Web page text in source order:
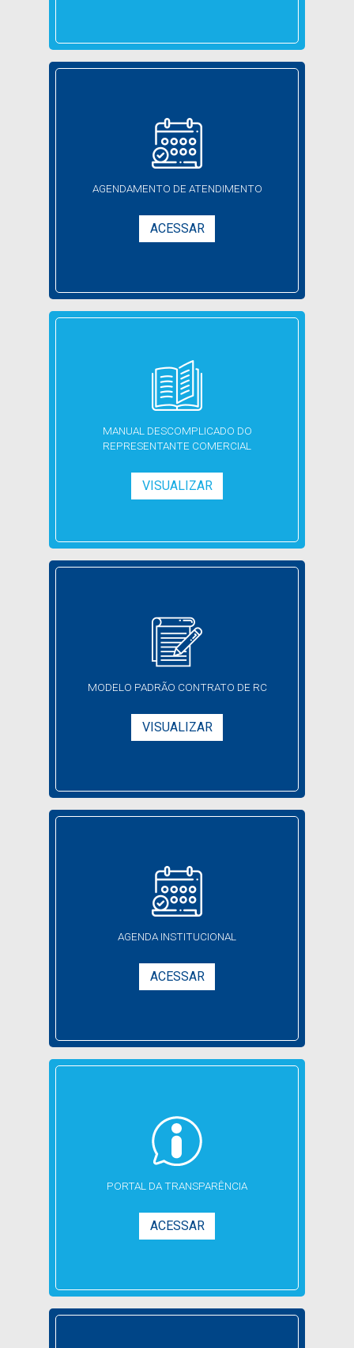
AGENDAMENTO DE ATENDIMENTO
ACESSAR
MANUAL DESCOMPLICADO DO
REPRESENTANTE COMERCIAL
VISUALIZAR
MODELO PADRÃO CONTRATO DE RC
VISUALIZAR
AGENDAINSTITUCIONAL
ACESSAR
PORTAL DATRANSPARÊNCIA
ACESSAR